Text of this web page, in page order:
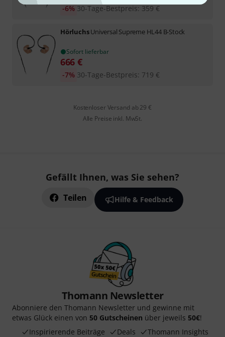
30-Tage-Bestpreis: 359 €
-6%
HörluchsUniversal Supreme HL44 B-Stock
Sofort lieferbar
666 €
30-Tage-Bestpreis: 719 €
-7%
Kostenloser Versand ab 29 €
Alle Preise inkl. MwSt.
Gefällt Ihnen, was Sie sehen?
Teilen Hilfe & Feedback
Thomann Newsletter
Abonniere den Thomann Newsletter und gewinne mit
etwas Glück einen von 50 Gutscheinen über jeweils 50€!
Inspirierende Beiträge
Deals Thomann Insights